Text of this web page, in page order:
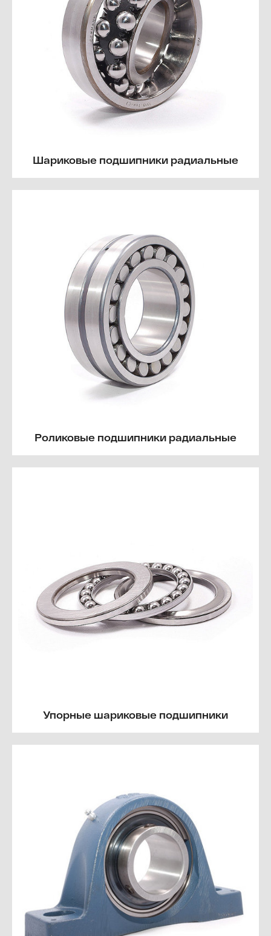
Шариковые подшипники радиальные
Роликовые подшипники радиальные
Упорные шариковые подшипники